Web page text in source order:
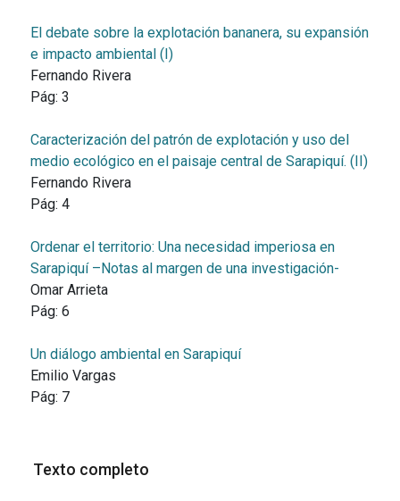
El debate sobre la explotación bananera, su expansión
e impacto ambiental (I)
Fernando Rivera
Pág: 3
Caracterización del patrón de explotación y uso del
medio ecológico en el paisaje central de Sarapiquí. (II)
Fernando Rivera
Pág: 4
Ordenar el territorio: Una necesidad imperiosa en
Sarapiquí –Notas al margen de una investigación-
Omar Arrieta
Pág: 6
Un diálogo ambiental en Sarapiquí
Emilio Vargas
Pág: 7
Texto completo